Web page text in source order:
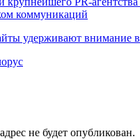
коммуникаций
удерживают внимание
не будет опубликован.